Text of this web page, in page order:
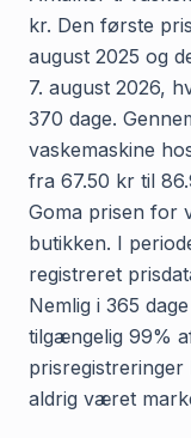
kr. Den første
august 2025 og
7. august 2026,
370 dage.
vaskemaskine
fra 67.50 kr til
Goma prisen for
butikken. I
registreret
Nemlig i 365
tilgængelig 99%
aldrig været